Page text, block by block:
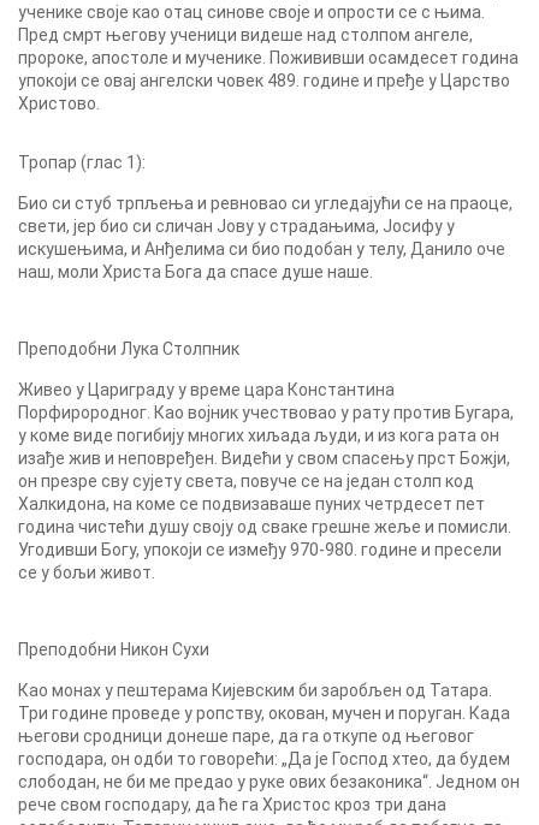
ученике своје као отац синове своје и опрости се с њима.
Пред смрт његову ученици видеше над столпом ангеле,
пророке, апостоле и мученике. Пожививши осамдесет година
упокоји се овај ангелски човек 489. године и пређе у Царство
Христово.
Тропар (глас 1):
Био си стуб трпљења и ревновао си угледајући се на праоце,
свети, јер био си сличан Јову у страдањима, Јосифу у
искушењима, и Анђелима си био подобан у телу, Данило оче
наш, моли Христа Бога да спасе душе наше.
Преподобни Лука Столпник
Живео у Цариграду у време цара Константина
Порфирородног. Као војник учествовао у рату против Бугара,
у коме виде погибију многих хиљада људи, и из кога рата он
изађе жив и неповређен. Видећи у свом спасењу прст Божји,
он презре сву сујету света, повуче се на један столп код
Халкидона, на коме се подвизаваше пуних четрдесет пет
година чистећи душу своју од сваке грешне жеље и помисли.
Угодивши Богу, упокоји се између 970-980. године и пресели
се у бољи живот.
Преподобни Никон Сухи
Као монах у пештерама Кијевским би заробљен од Татара.
Три године проведе у ропству, окован, мучен и поруган. Када
његови сродници донеше паре, да га откупе од његовог
господара, он одби то говорећи: „Да је Господ хтео, да будем
слободан, не би ме предао у руке ових безаконика“. Једном он
рече свом господару, да ће га Христос кроз три дана